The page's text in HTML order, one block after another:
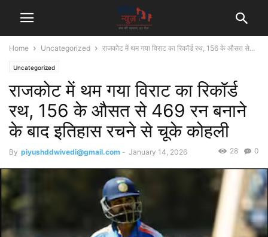
Home Uncategorized राजकोट में थम गया विराट का रिकॉर्ड रथ, 156 के औसत से...
Uncategorized
राजकोट में थम गया विराट का रिकॉर्ड
रथ, 156 के औसत से 469 रन बनाने
के बाद इतिहास रचने से चूके कोहली
By piyushddwivedi@gmail.com - January 14, 2026 0
28